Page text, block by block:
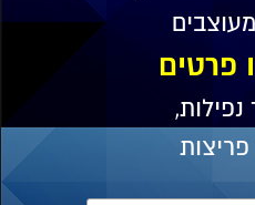
פריצות
נפילות,
פרטים